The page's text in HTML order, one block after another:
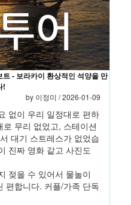
- 보라카이 환상적인 석양을 만
!
by 이정미 / 2026-01-09
없이 우리 일정대로 편하
무리 없었고, 스테이션
대기 스트레스가 없었습
진짜 영화 같고 사진도
젖을 수 있어서 물놀이
편합니다. 커플/가족 단독